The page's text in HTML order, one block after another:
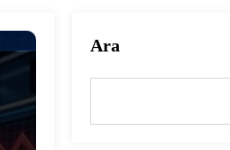
Ara